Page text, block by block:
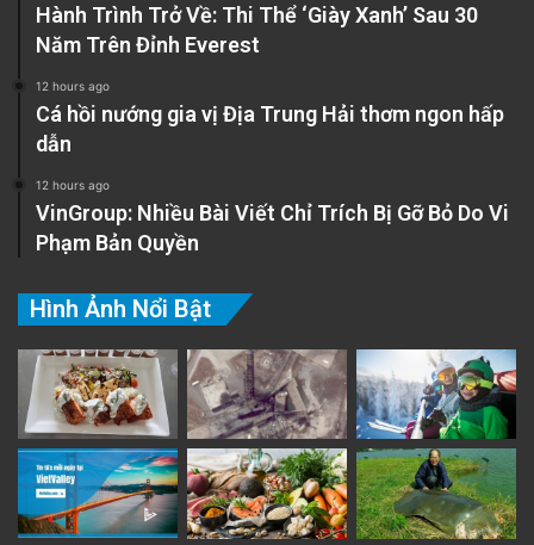
Hành Trình Trở Về: Thi Thể ‘Giày Xanh’ Sau 30
Năm Trên Đỉnh Everest
12 hours ago
Cá hồi nướng gia vị Địa Trung Hải thơm ngon hấp
dẫn
12 hours ago
VinGroup: Nhiều Bài Viết Chỉ Trích Bị Gỡ Bỏ Do Vi
Phạm Bản Quyền
Hình Ảnh Nổi Bật